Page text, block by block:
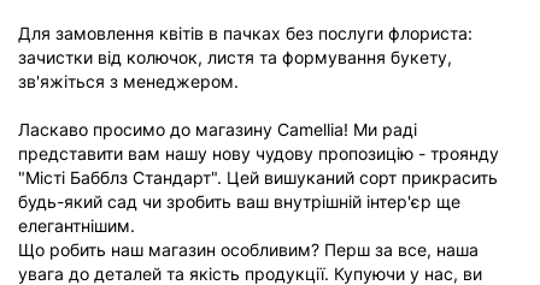
Для замовлення квітів в пачках без послуги флориста:
зачистки від колючок, листя та формування букету,
зв'яжіться з менеджером.
Ласкаво просимо до магазину Camellia! Ми раді
представити вам нашу нову чудову пропозицію - троянду
"Місті Бабблз Стандарт". Цей вишуканий сорт прикрасить
будь-який сад чи зробить ваш внутрішній інтер'єр ще
елегантнішим.
Що робить наш магазин особливим? Перш за все, наша
увага до деталей та якість продукції. Купуючи у нас, ви